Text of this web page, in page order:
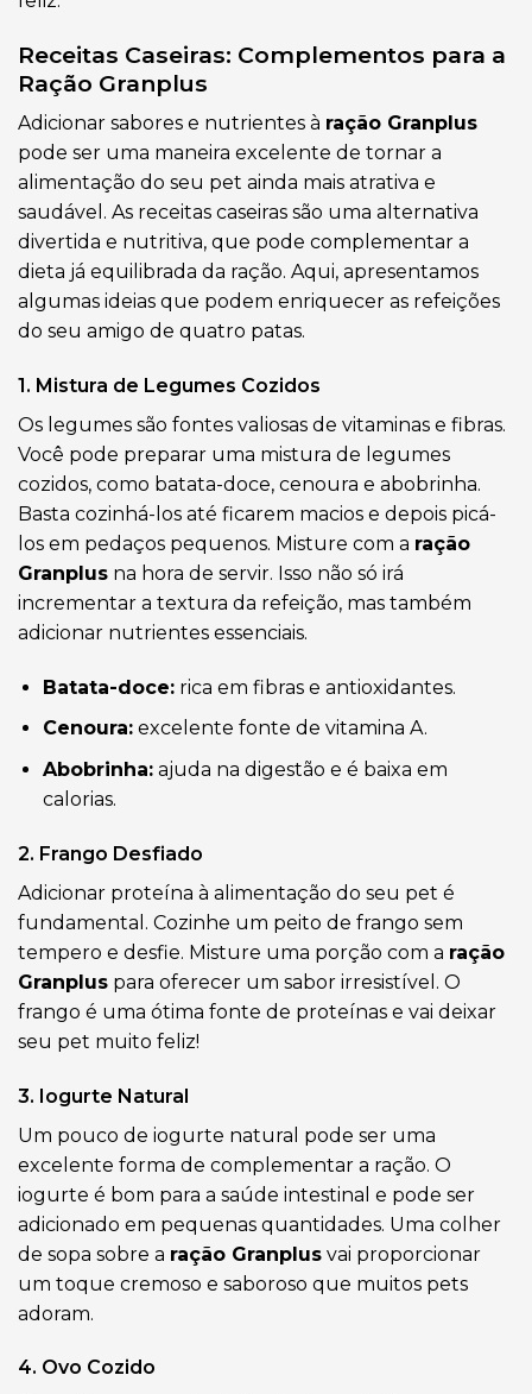
Receitas Caseiras: Complementos para a
Ração Granplus
Adicionar sabores e nutrientes à ração Granplus
pode ser uma maneira excelente de tornar a
alimentação do seu pet ainda mais atrativa e
saudável. As receitas caseiras são uma alternativa
divertida e nutritiva, que pode complementar a
dieta já equilibrada da ração. Aqui, apresentamos
algumas ideias que podem enriquecer as refeições
do seu amigo de quatro patas.
1. Mistura de Legumes Cozidos
Os legumes são fontes valiosas de vitaminas e fibras.
Você pode preparar uma mistura de legumes
cozidos, como batata-doce, cenoura e abobrinha.
Basta cozinhá-los até ficarem macios e depois picá-
los em pedaços pequenos. Misture com a ração
Granplus na hora de servir. Isso não só irá
incrementar a textura da refeição, mas também
adicionar nutrientes essenciais.
Batata-doce:rica em fibras e antioxidantes.
Cenoura:excelente fonte de vitamina A.
Abobrinha:ajuda na digestão e é baixa em
calorias.
2. Frango Desfiado
Adicionar proteína à alimentação do seu pet é
fundamental. Cozinhe um peito de frango sem
tempero e desfie. Misture uma porção com a ração
Granplus para oferecer um sabor irresistível. O
frango é uma ótima fonte de proteínas e vai deixar
seu pet muito feliz!
3. Iogurte Natural
Um pouco de iogurte natural pode ser uma
excelente forma de complementar a ração. O
iogurte é bom para a saúde intestinal e pode ser
adicionado em pequenas quantidades. Uma colher
de sopa sobre a ração Granplus vai proporcionar
um toque cremoso e saboroso que muitos pets
adoram.
4. Ovo Cozido